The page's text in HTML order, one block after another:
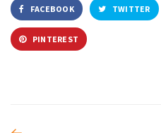
FACEBOOK TWITTER
PINTEREST